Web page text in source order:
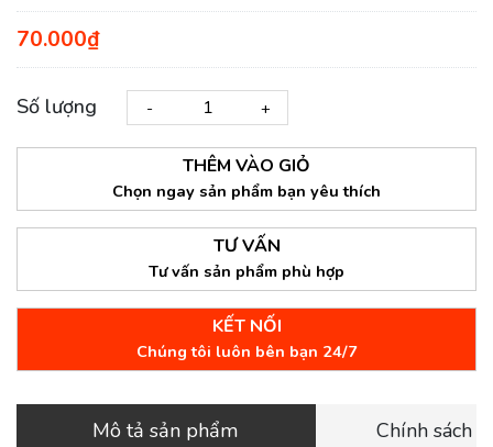
70.000₫
Số lượng - +
THÊM VÀO GIỎ
Chọn ngay sản phẩm bạn yêu thích
TƯ VẤN
Tư vấn sản phẩm phù hợp
KẾT NỐI
Chúng tôi luôn bên bạn 24/7
Mô tả sản phẩm Chính sách